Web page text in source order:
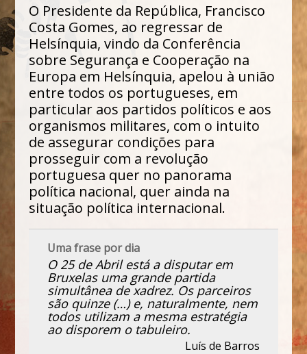
O Presidente da República, Francisco
Costa Gomes, ao regressar de
Helsínquia, vindo da Conferência
sobre Segurança e Cooperação na
Europa em Helsínquia, apelou à união
entre todos os portugueses, em
particular aos partidos políticos e aos
organismos militares, com o intuito
de assegurar condições para
prosseguir com a revolução
portuguesa quer no panorama
política nacional, quer ainda na
situação política internacional.
Uma frase por dia
O 25 de Abril está a disputar em
Bruxelas uma grande partida
simultânea de xadrez. Os parceiros
são quinze (…) e, naturalmente, nem
todos utilizam a mesma estratégia
ao disporem o tabuleiro.
Luís de Barros